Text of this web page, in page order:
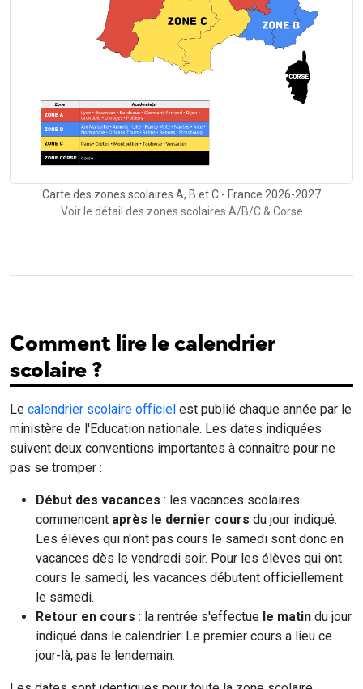
Carte des zones scolaires A, B et C - France 2026-2027
Voir le détail des zones scolaires A/B/C & Corse
Comment lire le calendrier
scolaire ?
Le calendrier scolaire officiel est publié chaque année par le
ministère de l'Education nationale. Les dates indiquées
suivent deux conventions importantes à connaître pour ne
pas se tromper :
Début des vacances : les vacances scolaires
commencent après le dernier cours du jour indiqué.
Les élèves qui n'ont pas cours le samedi sont donc en
vacances dès le vendredi soir. Pour les élèves qui ont
cours le samedi, les vacances débutent officiellement
le samedi.
Retour en cours : la rentrée s'effectue le matin du jour
indiqué dans le calendrier. Le premier cours a lieu ce
jour-là, pas le lendemain.